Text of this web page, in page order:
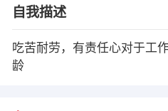
自我描述
吃苦耐劳，有责任心对于工
龄